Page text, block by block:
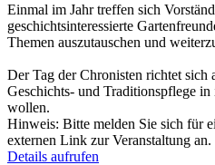
Einmal im Jahr treffen sich
geschichtsinteressierte
Themen auszutauschen und
Der Tag der Chronisten richtet sich
Geschichts- und Traditionspflege
wollen.
Hinweis: Bitte melden Sie sich für
externen Link zur Veranstaltung an.
Details aufrufen